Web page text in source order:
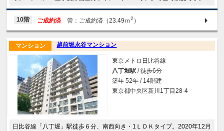
10階 ご成約済 管：ご成約済（23.49ｍ2 ）
越前堀永谷マンション
マンション
東京メトロ日比谷線
八丁堀駅 / 徒歩6分
築年 52年 / 14階建
東京都中央区新川1丁目28-4
日比谷線「八丁堀」駅徒歩６分、南西向き・1ＬＤＫタイプ。2020年12月